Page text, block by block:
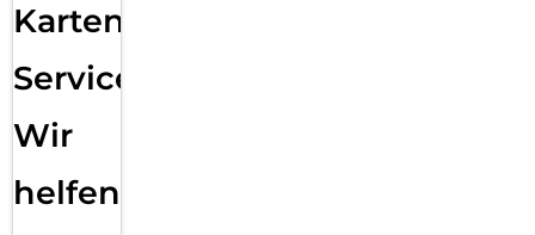
Karten
Service:
Wir
helfen